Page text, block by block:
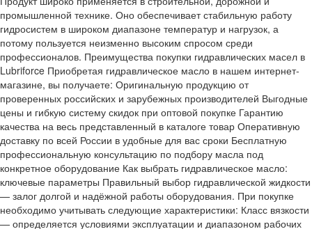
промышленной технике. Оно обеспечивает стабильную работу
гидросистем в широком диапазоне температур и нагрузок, а
потому пользуется неизменно высоким спросом среди
профессионалов. Преимущества покупки гидравлических масел в
Lubriforce Приобретая гидравлическое масло в нашем интернет-
магазине, вы получаете: Оригинальную продукцию от
проверенных российских и зарубежных производителей Выгодные
цены и гибкую систему скидок при оптовой покупке Гарантию
качества на весь представленный в каталоге товар Оперативную
доставку по всей России в удобные для вас сроки Бесплатную
профессиональную консультацию по подбору масла под
конкретное оборудование Как выбрать гидравлическое масло:
ключевые параметры Правильный выбор гидравлической жидкости
— залог долгой и надёжной работы оборудования. При покупке
необходимо учитывать следующие характеристики: Класс вязкости
— определяется условиями эксплуатации и диапазоном рабочих